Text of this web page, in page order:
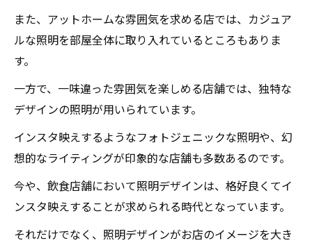
また、アットホームな雰囲気を求める店では、カジュア
ルな照明を部屋全体に取り入れているところもありま
す。
一方で、一味違った雰囲気を楽しめる店舗では、独特な
デザインの照明が用いられています。
インスタ映えするようなフォトジェニックな照明や、幻
想的なライティングが印象的な店舗も多数あるのです。
今や、飲食店舗において照明デザインは、格好良くてイ
ンスタ映えすることが求められる時代となっています。
それだけでなく、照明デザインがお店のイメージを大き